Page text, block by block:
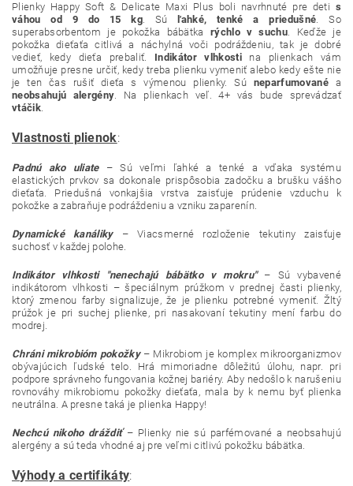
Plienky Happy Soft & Delicate Maxi Plus boli navrhnuté pre deti s
váhou od 9 do 15 kg. Sú ľahké, tenké a priedušné. So
superabsorbentom je pokožka bábätka rýchlo v suchu. Keďže je
pokožka dieťaťa citlivá a náchylná voči podráždeniu, tak je dobré
vedieť, kedy dieťa prebaliť. Indikátor vlhkostina plienkach vám
umožňuje presne určiť, kedy treba plienku vymeniť alebo kedy ešte nie
je ten čas rušiť dieťa s výmenou plienky. Sú neparfumovanéa
neobsahujú alergény. Na plienkach veľ. 4+ vás bude sprevádzať
vtáčik.
Vlastnosti plienok:
Padnú ako uliate– Sú veľmi ľahké a tenké a vďaka systému
elastických prvkov sa dokonale prispôsobia zadočku a brušku vášho
dieťaťa. Priedušná vonkajšia vrstva zaisťuje prúdenie vzduchu k
pokožke a zabraňuje podráždeniu a vzniku zaparenín.
Dynamické kanáliky– Viacsmerné rozloženie tekutiny zaisťuje
suchosť v každej polohe.
Indikátor vlhkosti "nenechajú bábätko v mokru"– Sú vybavené
indikátorom vlhkosti – špeciálnym prúžkom v prednej časti plienky,
ktorý zmenou farby signalizuje, že je plienku potrebné vymeniť. Žltý
prúžok je pri suchej plienke, pri nasakovaní tekutiny mení farbu do
modrej.
Chráni mikrobióm pokožky– Mikrobiom je komplex mikroorganizmov
obývajúcich ľudské telo. Hrá mimoriadne dôležitú úlohu, napr. pri
podpore správneho fungovania kožnej bariéry. Aby nedošlo k narušeniu
rovnováhy mikrobiomu pokožky dieťaťa, mala by k nemu byť plienka
neutrálna. A presne taká je plienka Happy!
Nechcú nikoho dráždiť– Plienky nie sú parfémované a neobsahujú
alergény a sú teda vhodné aj pre veľmi citlivú pokožku bábätka.
Výhody a certifikáty: